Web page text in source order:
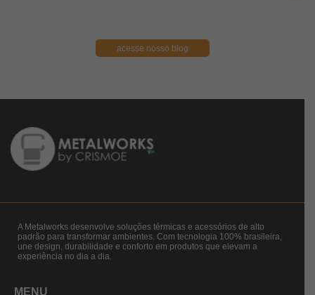
acesse nosso blog
A Metalworks desenvolve soluções térmicas e acessórios de alto
padrão para transformar ambientes. Com tecnologia 100% brasileira,
une design, durabilidade e conforto em produtos que elevam a
experiência no dia a dia.
MENU